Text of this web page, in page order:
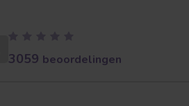
3059 beoordelingen